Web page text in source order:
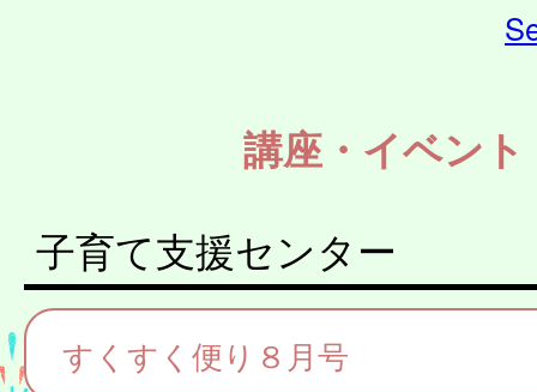
講座・イベント
子育て支援センター
すくすく便り８月号